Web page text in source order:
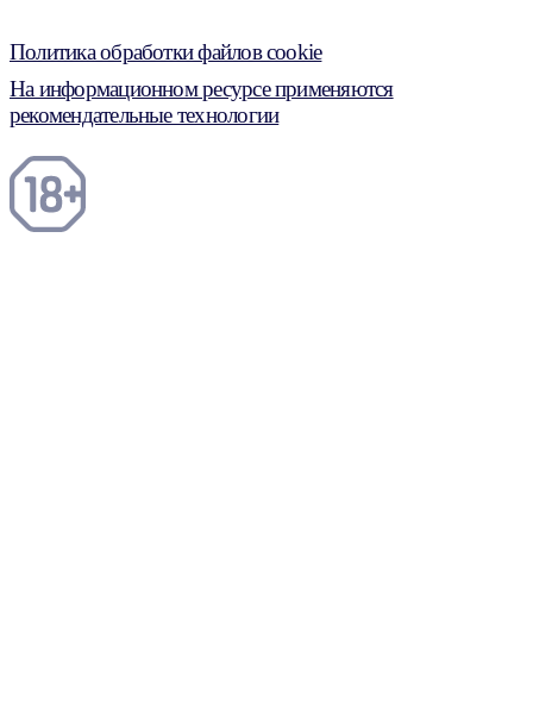
Политика обработки файлов cookie
На информационном ресурсе применяются
рекомендательные технологии